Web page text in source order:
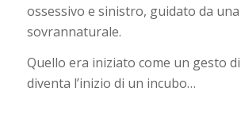
ossessivo e sinistro, guidato da
sovrannaturale.
Quello era iniziato come un gesto
diventa l’inizio di un incubo…